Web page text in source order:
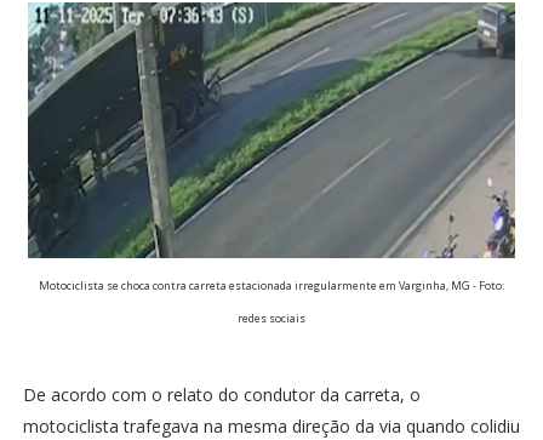
Motociclista se choca contra carreta estacionada irregularmente em Varginha, MG - Foto:
redes sociais
De acordo com o relato do condutor da carreta, o
motociclista trafegava na mesma direção da via quando colidiu